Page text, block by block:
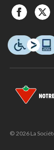
© 2026 La